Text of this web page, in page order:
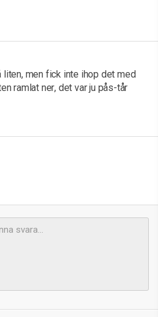
liten, men fick inte ihop det med
ramlat ner, det var ju pås-tår